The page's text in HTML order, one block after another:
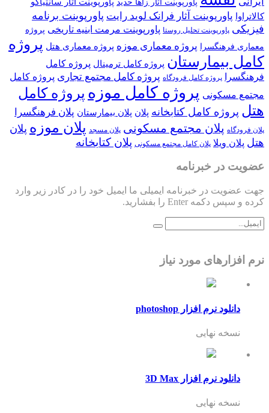
پاورپوینت آثار زاها حدید
کالاتراوا پاورپوینت آثار فرانک لوید رایت پاورپوینت برنامه
فیزیکی پاورپوینت تحلیل روستا پاورپوینت مرمت ابنیه تاریخی پروژه
معماری فرهنگسرا پروژه معماری موزه پروژه معماری هتل پروژه
کامل بیمارستان پروژه کامل ترمینال پروژه کامل
فرهنگسرا
پروژه کامل فرودگاه پروژه کامل مجتمع تجاری پروژه کامل
مجتمع مسکونی پروژه کامل موزه پروژه کامل
هتل پروژه کامل کتابخانه پلان پلان بیمارستان پلان فرهنگسرا
پلان فرودگاه پلان مجتمع مسکونی پلان مسجد پلان موزه پلان
هتل پلان ویلا پلان کامل مجتمع مسکونی پلان کتابخانه
عضویت در خبرنامه
جهت عضویت در خبرنامه ایمیلی ما ایمیل خود را در کادر زیر وارد
کرده و سپس دکمه Enter را بفشارید.
نرم افزارهای مورد نیاز
دانلود نرم افزار photoshop
نسخه نهایی
دانلود نرم افزار 3D Max
نسخه نهایی